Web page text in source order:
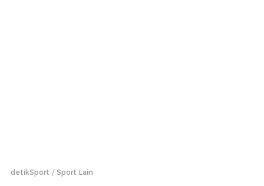
detikSport Sport Lain